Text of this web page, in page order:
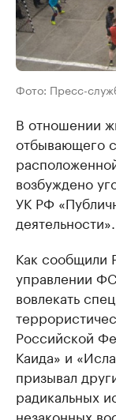
Фото: Пресс-
В отношении
отбывающего
возбуждено
УК РФ
деятельности».
Как сообщили
управлении
вовлекать
Российской
Каида» и
призывал
радикальных
незаконных